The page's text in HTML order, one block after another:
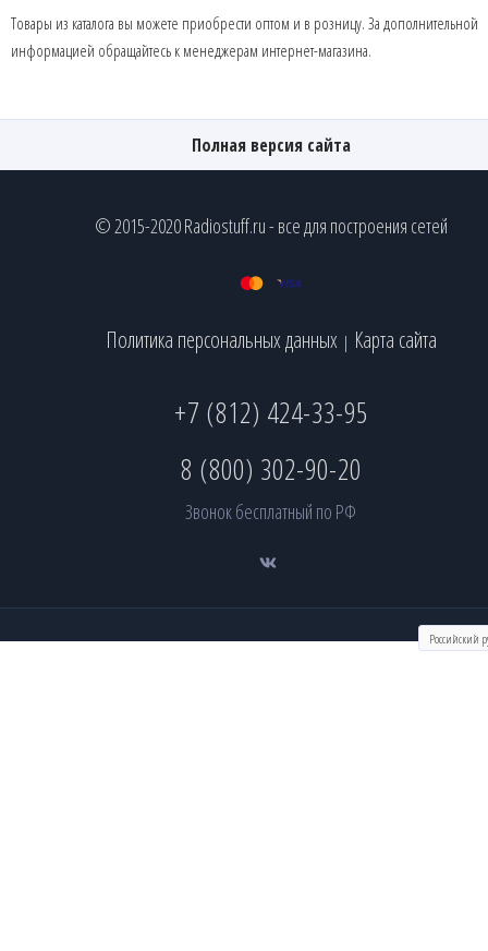
Товары из каталога вы можете приобрести оптом и в розницу. За дополнительной
информацией обращайтесь к менеджерам интернет-магазина.
Полная версия сайта
© 2015-2020 Radiostuff.ru - все для построения сетей
Политика персональных данных | Карта сайта
+7 (812) 424-33-95
8 (800) 302-90-20
Звонок бесплатный по РФ